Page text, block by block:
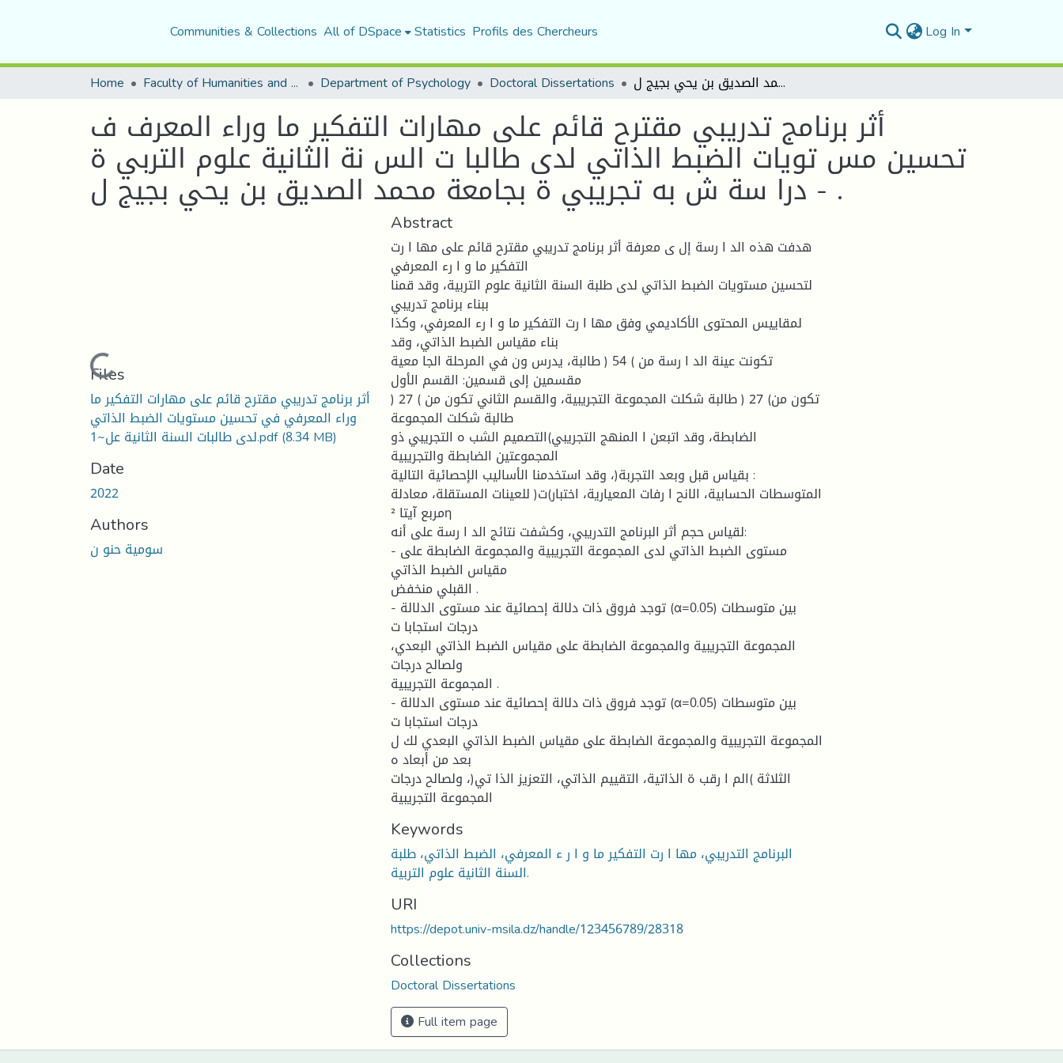
Communities & Collections All of DSpace Statistics Profils des Chercheurs Log In
Home Faculty of Humanities and Social Sciences Department of Psychology Doctoral Dissertations أثر برنامج تدريبي مقترح قائم على مهارات التفكير ما وراء المعرف ف تحسين مس تويات الضبط الذاتي لدى طالبا ت الس نة الثانية علوم التربي ة . - درا سة ش به تجريبي ة بجامعة محمد الصديق بن يحي بجيج ل
أثر برنامج تدريبي مقترح قائم على مهارات التفكير ما وراء المعرف ف
تحسين مس تويات الضبط الذاتي لدى طالبا ت الس نة الثانية علوم التربي ة
. - درا سة ش به تجريبي ة بجامعة محمد الصديق بن يحي بجيج ل
Loading...
Files
أثر برنامج تدريبي مقترح قائم على مهارات التفكير ما
وراء المعرفي في تحسين مستويات الضبط الذاتي
لدى طالبات السنة الثانية عل~1.pdf(8.34 MB)
Date
2022
Authors
سومية حنو ن
Abstract
هدفت هذه الد ا رسة إل ى معرفة أثر برنامج تدريبي مقترح قائم على مها ا رت
التفكير ما و ا رء المعرفي
لتحسين مستويات الضبط الذاتي لدى طلبة السنة الثانية علوم التربية، وقد قمنا
ببناء برنامج تدريبي
لمقاييس المحتوى الأكاديمي وفق مها ا رت التفكير ما و ا رء المعرفي، وكذا
بناء مقياس الضبط الذاتي، وقد
تكونت عينة الد ا رسة من ) 54 ( طالبة، يدرس ون في المرحلة الجا معية
مقسمين إلى قسمين: القسم الأول
تكون من) 27 ( طالبة شكلت المجموعة التجريبية، والقسم الثاني تكون من ) 27 (
طالبة شكلت المجموعة
الضابطة، وقد اتبعن ا المنهج التجريبي)التصميم الشب ه التجريبي ذو
المجموعتين الضابطة والتجريبية
بقياس قبل وبعد التجربة(، وقد استخدمنا الأساليب الإحصائية التالية :
المتوسطات الحسابية، الانح ا رفات المعيارية، اختبار)ت( للعينات المستقلة، معادلة
مربع آيتا ²η
لقياس حجم أثر البرنامج التدريبي، وكشفت نتائج الد ا رسة على أنه:
- مستوى الضبط الذاتي لدى المجموعة التجريبية والمجموعة الضابطة على
مقياس الضبط الذاتي
القبلي منخفض .
- توجد فروق ذات دلالة إحصائية عند مستوى الدلالة (α=0.05) بين متوسطات
درجات استجابا ت
المجموعة التجريبية والمجموعة الضابطة على مقياس الضبط الذاتي البعدي،
ولصالح درجات
المجموعة التجريبية .
- توجد فروق ذات دلالة إحصائية عند مستوى الدلالة (α=0.05) بين متوسطات
درجات استجابا ت
المجموعة التجريبية والمجموعة الضابطة على مقياس الضبط الذاتي البعدي لك ل
بعد من أبعاد ه
الثلاثة )الم ا رقب ة الذاتية، التقييم الذاتي، التعزيز الذا تي(، ولصالح درجات
المجموعة التجريبية
Keywords
البرنامج التدريبي، مها ا رت التفكير ما و ا ر ء المعرفي، الضبط الذاتي، طلبة
السنة الثانية علوم التربية.
URI
https://depot.univ-msila.dz/handle/123456789/28318
Collections
Doctoral Dissertations
Full item page